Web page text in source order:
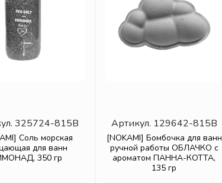
325724-815B
Соль морская
для ванн
350 гр
Артикул. 129642-815B
[NOKAMI] Бомбочка для ванн
ручной работы ОБЛАЧКО с
ароматом ПАННА-КОТТА,
135 гр